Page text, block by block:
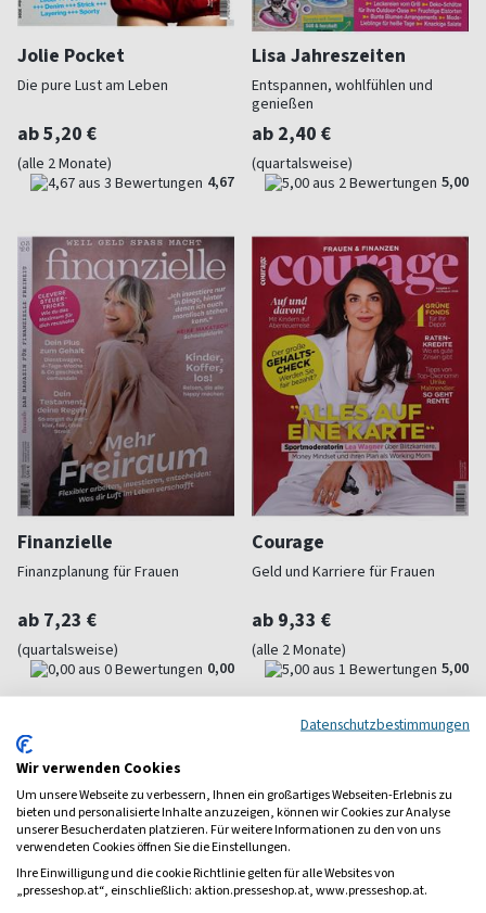
Jolie Pocket
Die pure Lust am Leben
ab 5,20 €
(alle 2 Monate)
4,67
Lisa Jahreszeiten
Entspannen, wohlfühlen und
genießen
ab 2,40 €
(quartalsweise)
5,00
Finanzielle
Finanzplanung für Frauen
ab 7,23 €
(quartalsweise)
0,00
Courage
Geld und Karriere für Frauen
ab 9,33 €
(alle 2 Monate)
5,00
Datenschutzbestimmungen
Wir verwenden Cookies
Um unsere Webseite zu verbessern, Ihnen ein großartiges Webseiten-Erlebnis zu
bieten und personalisierte Inhalte anzuzeigen, können wir Cookies zur Analyse
unserer Besucherdaten platzieren. Für weitere Informationen zu den von uns
verwendeten Cookies öffnen Sie die Einstellungen.
Ihre Einwilligung und die cookie Richtlinie gelten für alle Websites von
„presseshop.at“, einschließlich: aktion.presseshop.at, www.presseshop.at.